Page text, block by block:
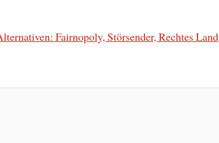
Fairnopoly, Störsender, Rechtes Land